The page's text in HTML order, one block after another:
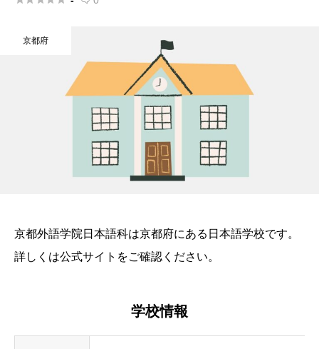
京都府
京都外語学院日本語科は京都府にある日本語学校です。
詳しくは公式サイトをご確認ください。
学校情報